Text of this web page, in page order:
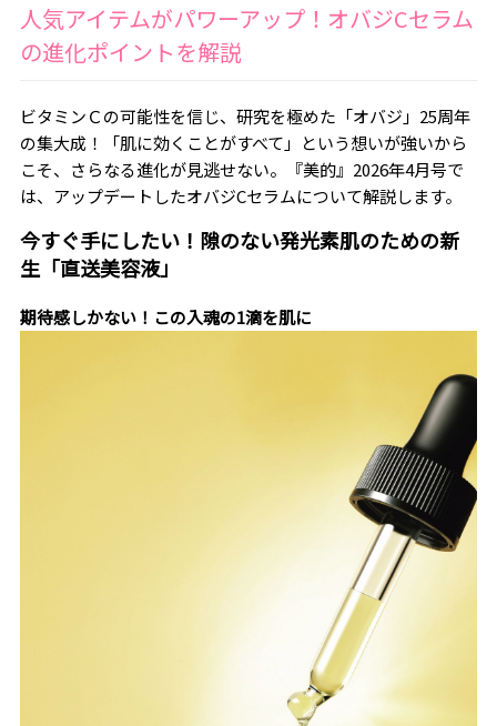
人気アイテムがパワーアップ！オバジCセラム
の進化ポイントを解説
ビタミンＣの可能性を信じ、研究を極めた「オバジ」25周年
の集大成！「肌に効くことがすべて」という想いが強いから
こそ、さらなる進化が見逃せない。『美的』2026年4月号で
は、アップデートしたオバジCセラムについて解説します。
今すぐ手にしたい！隙のない発光素肌のための新
生「直送美容液」
期待感しかない！この入魂の1滴を肌に